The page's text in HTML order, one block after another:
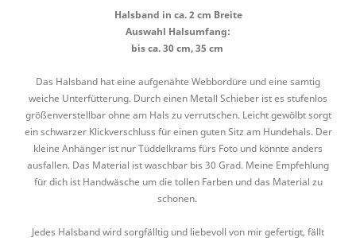
Halsband in ca. 2 cm Breite
Auswahl Halsumfang:
bis ca. 30 cm, 35 cm
Das Halsband hat eine aufgenähte Webbordüre und eine samtig
weiche Unterfütterung. Durch einen Metall Schieber ist es stufenlos
größenverstellbar ohne am Hals zu verrutschen. Leicht gewölbt sorgt
ein schwarzer Klickverschluss für einen guten Sitz am Hundehals. Der
kleine Anhänger ist nur Tüddelkrams fürs Foto und könnte anders
ausfallen. Das Material ist waschbar bis 30 Grad. Meine Empfehlung
für dich ist Handwäsche um die tollen Farben und das Material zu
schonen.
Jedes Halsband wird sorgfälltig und liebevoll von mir gefertigt, fällt